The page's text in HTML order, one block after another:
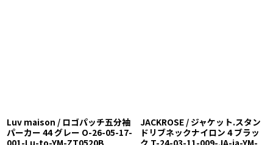
Luv maison / ロゴパッチ五分袖
パーカー 44 グレー O-26-05-17-
001-Lu-to-YM-ZT0520B
JACKROSE / ジャケット.スタン
ドリブネックナイロン 4 ブラッ
ク T-24-03-11-009-JA-ja-YM-